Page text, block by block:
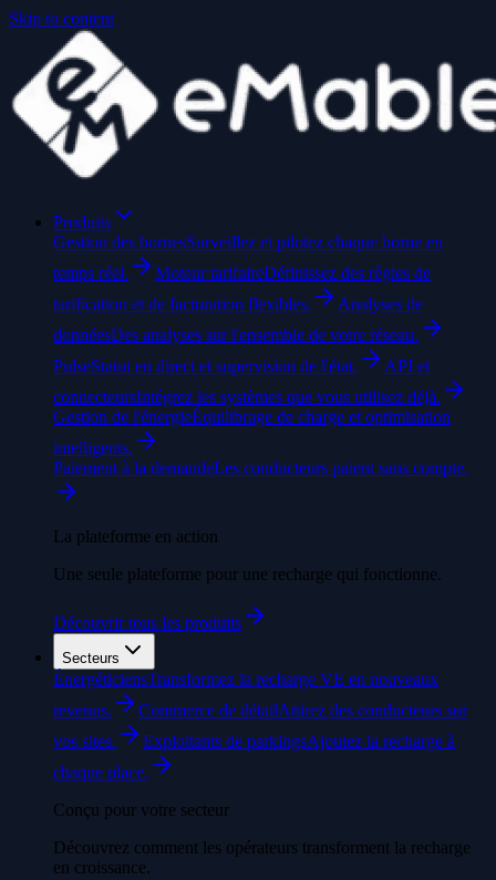
Skip to content
Produits
Gestion des bornesSurveillez et pilotez chaque borne en
temps réel.
Moteur tarifaireDéfinissez des règles de
tarification et de facturation flexibles.
Analyses de
donnéesDes analyses sur l'ensemble de votre réseau.
PulseStatut en direct et supervision de l'état.
API et
connecteursIntégrez les systèmes que vous utilisez déjà.
Gestion de l'énergieÉquilibrage de charge et optimisation
intelligents.
Paiement à la demandeLes conducteurs paient sans compte.
La plateforme en action
Une seule plateforme pour une recharge qui fonctionne.
Découvrir tous les produits
Secteurs
ÉnergéticiensTransformez la recharge VE en nouveaux
revenus.
Commerce de détailAttirez des conducteurs sur
vos sites.
Exploitants de parkingsAjoutez la recharge à
chaque place.
Conçu pour votre secteur
Découvrez comment les opérateurs transforment la recharge
en croissance.